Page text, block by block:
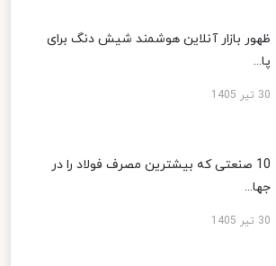
ظهور بازار آنلاین هوشمند شیش دنگ برای
پا...
30 تیر 1405
10 صنعتی که بیشترین مصرف فولاد را در
جها...
30 تیر 1405